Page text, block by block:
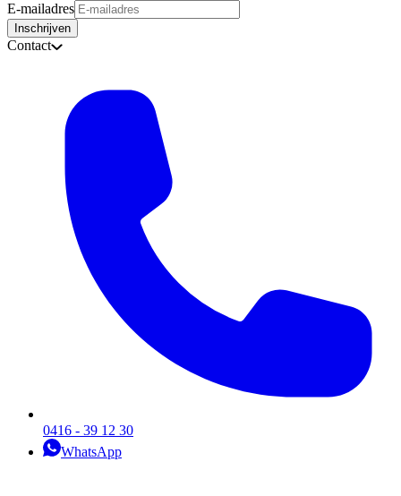
E-mailadres
Inschrijven
Contact
0416 - 39 12 30
WhatsApp